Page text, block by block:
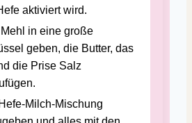
aktiviert wird.
in eine große
geben, die Butter, das
die Prise Salz
Milch-Mischung